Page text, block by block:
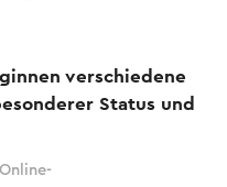
verschiedene
Status und